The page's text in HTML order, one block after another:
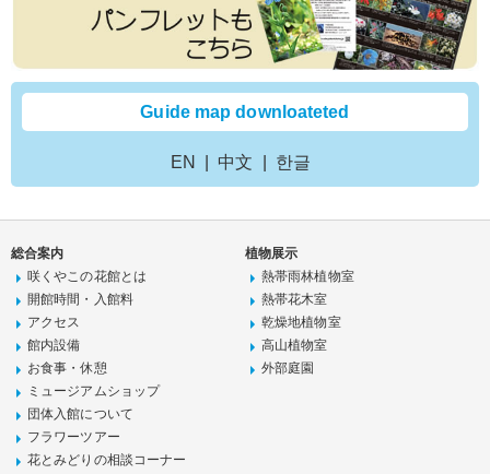
Guide map downloateted
EN 中文 한글
総合案内
咲くやこの花館とは
開館時間・入館料
アクセス
館内設備
お食事・休憩
ミュージアムショップ
団体入館について
フラワーツアー
花とみどりの相談コーナー
植物展示
熱帯雨林植物室
熱帯花木室
乾燥地植物室
高山植物室
外部庭園